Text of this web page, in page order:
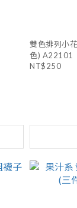
雙色排列小
色) A22101
NT$250